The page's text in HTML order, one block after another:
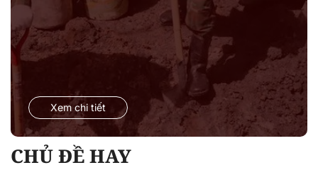
Xem chi tiết
CHỦ ĐỀ HAY